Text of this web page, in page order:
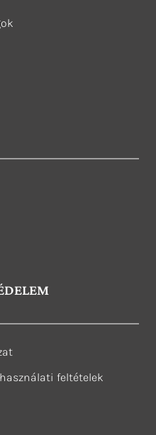
feltételek